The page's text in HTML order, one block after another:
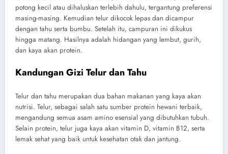
potong kecil atau dihaluskan terlebih dahulu, tergantung preferensi
masing-masing. Kemudian telur dikocok lepas dan dicampur
dengan tahu serta bumbu. Setelah itu, campuran ini dikukus
hingga matang. Hasilnya adalah hidangan yang lembut, gurih,
dan kaya akan protein.
Kandungan Gizi Telur dan Tahu
Telur dan tahu merupakan dua bahan makanan yang kaya akan
nutrisi. Telur, sebagai salah satu sumber protein hewani terbaik,
mengandung semua asam amino esensial yang dibutuhkan tubuh.
Selain protein, telur juga kaya akan vitamin D, vitamin B12, serta
lemak sehat yang baik untuk kesehatan otak dan jantung.